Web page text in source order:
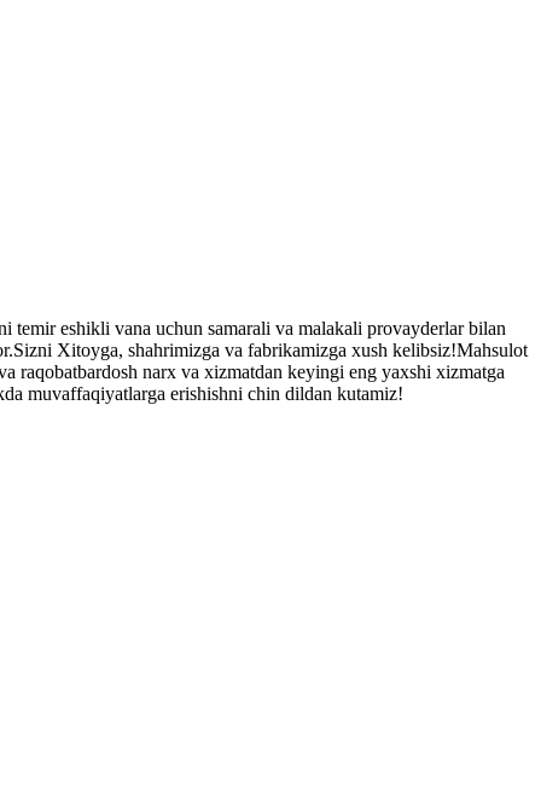
eshikli vana uchun samarali va malakali provayderlar bilan
Xitoyga, shahrimizga va fabrikamizga xush kelibsiz!Mahsulot
narx va xizmatdan keyingi eng yaxshi xizmatga
muvaffaqiyatlarga erishishni chin dildan kutamiz!